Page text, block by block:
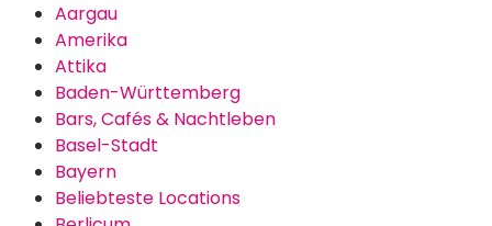
Aargau
Amerika
Attika
Baden-Württemberg
Bars, Cafés & Nachtleben
Basel-Stadt
Bayern
Beliebteste Locations